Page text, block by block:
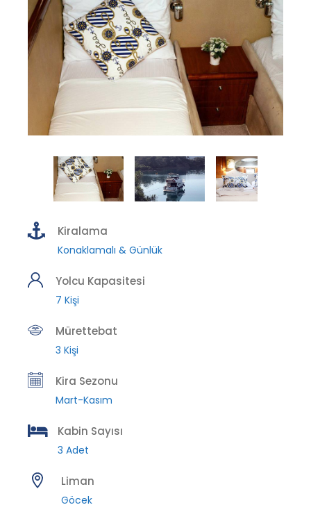
Kiralama
Konaklamalı & Günlük
Yolcu Kapasitesi
7 Kişi
Mürettebat
3 Kişi
Kira Sezonu
Mart-Kasım
Kabin Sayısı
3 Adet
Liman
Göcek